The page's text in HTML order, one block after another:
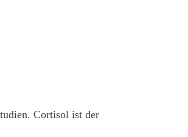
Cortisol ist der